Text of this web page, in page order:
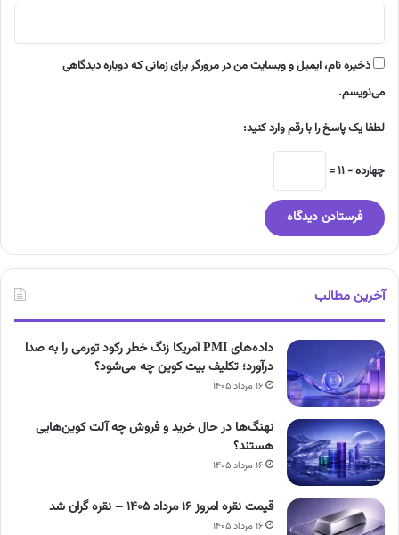
ذخیره نام، ایمیل و وبسایت من در مرورگر برای زمانی که دوباره دیدگاهی
می‌نویسم.
لطفا یک پاسخ را با رقم وارد کنید:
چهارده − 11 =
آخرین مطالب
داده‌های PMI آمریکا زنگ خطر رکود تورمی را به صدا
درآورد؛ تکلیف بیت کوین چه می‌شود؟
۱۶ مرداد ۱۴۰۵
نهنگ‌ها در حال خرید و فروش چه آلت کوین‌هایی
هستند؟
۱۶ مرداد ۱۴۰۵
قیمت نقره امروز ۱۶ مرداد ۱۴۰۵ – نقره گران شد
۱۶ مرداد ۱۴۰۵